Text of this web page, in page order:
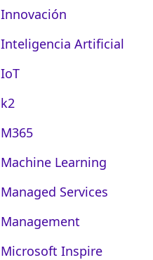
Innovación
Inteligencia Artificial
IoT
k2
M365
Machine Learning
Managed Services
Management
Microsoft Inspire